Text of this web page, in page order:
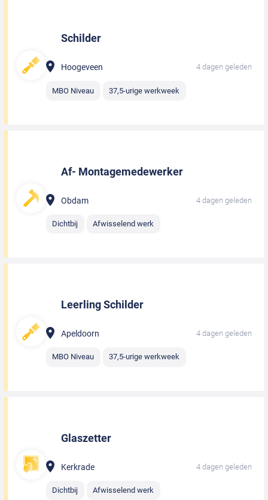
Schilder
Hoogeveen 4 dagen geleden
MBO Niveau 37,5-urige werkweek
Af- Montagemedewerker
Obdam 4 dagen geleden
Dichtbij Afwisselend werk
Leerling Schilder
Apeldoorn 4 dagen geleden
MBO Niveau 37,5-urige werkweek
Glaszetter
Kerkrade 4 dagen geleden
Dichtbij Afwisselend werk